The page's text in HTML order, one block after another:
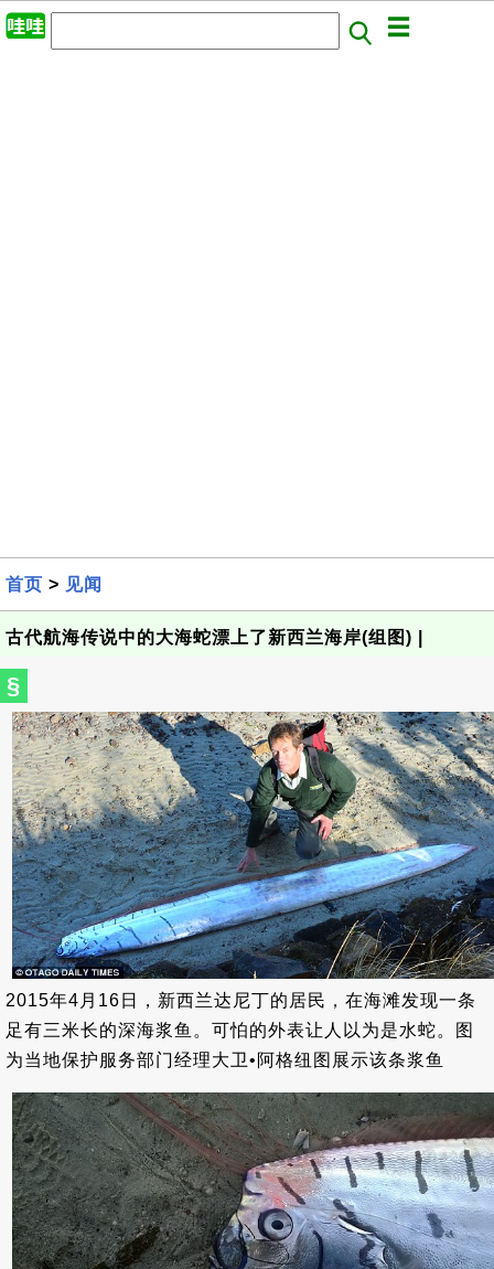
首页 > 见闻
古代航海传说中的大海蛇漂上了新西兰海岸(组图) |
§
2015年4月16日，新西兰达尼丁的居民，在海滩发现一条
足有三米长的深海浆鱼。可怕的外表让人以为是水蛇。图
为当地保护服务部门经理大卫•阿格纽图展示该条浆鱼